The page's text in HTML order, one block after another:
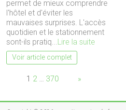
permet de mieux comprendre
l'hôtel et d'éviter les
mauvaises surprises. L'accès
quotidien et le stationnement
sont-ils pratiq...Lire la suite
Voir article complet
Page:1 2 370 »